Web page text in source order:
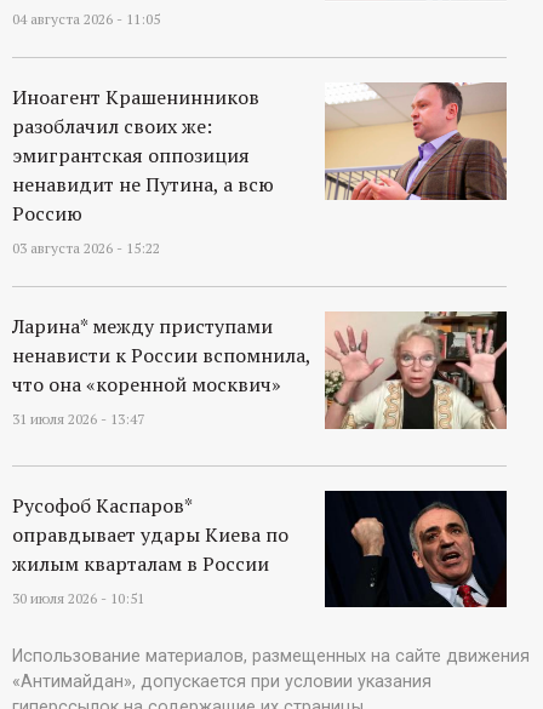
04 августа 2026 - 11:05
Иноагент Крашенинников
разоблачил своих же:
эмигрантская оппозиция
ненавидит не Путина, а всю
Россию
03 августа 2026 - 15:22
Ларина* между приступами
ненависти к России вспомнила,
что она «коренной москвич»
31 июля 2026 - 13:47
Русофоб Каспаров*
оправдывает удары Киева по
жилым кварталам в России
30 июля 2026 - 10:51
Использование материалов, размещенных на сайте движения
«Антимайдан», допускается при условии указания